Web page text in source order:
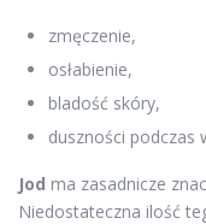
zmęczenie,
osłabienie,
bladość skóry,
duszności podczas
Jod ma zasadnicze
Niedostateczna ilość